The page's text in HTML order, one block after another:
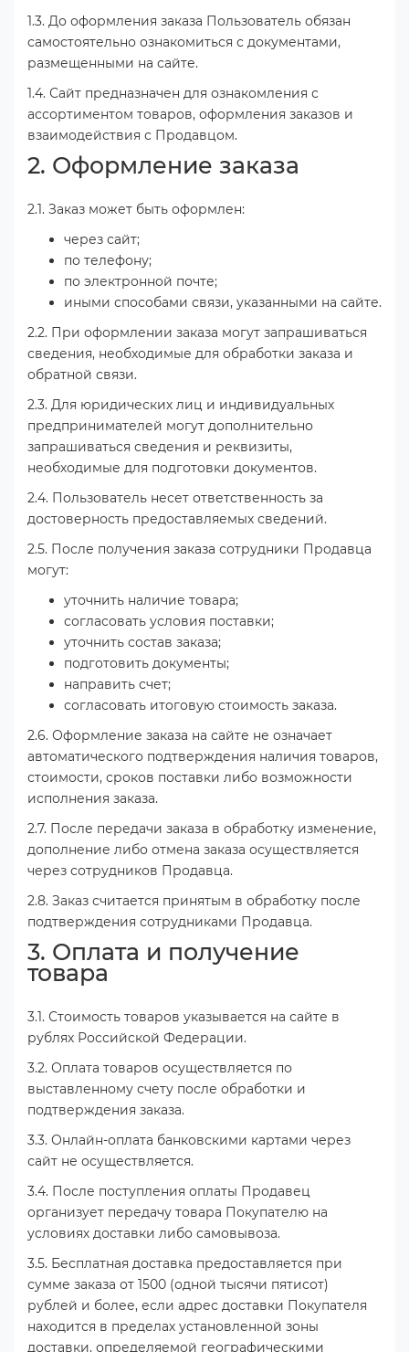
1.3. До оформления заказа Пользователь обязан
самостоятельно ознакомиться с документами,
размещенными на сайте.
1.4. Сайт предназначен для ознакомления с
ассортиментом товаров, оформления заказов и
взаимодействия с Продавцом.
2. Оформление заказа
2.1. Заказ может быть оформлен:
через сайт;
по телефону;
по электронной почте;
иными способами связи, указанными на сайте.
2.2. При оформлении заказа могут запрашиваться
сведения, необходимые для обработки заказа и
обратной связи.
2.3. Для юридических лиц и индивидуальных
предпринимателей могут дополнительно
запрашиваться сведения и реквизиты,
необходимые для подготовки документов.
2.4. Пользователь несет ответственность за
достоверность предоставляемых сведений.
2.5. После получения заказа сотрудники Продавца
могут:
уточнить наличие товара;
согласовать условия поставки;
уточнить состав заказа;
подготовить документы;
направить счет;
согласовать итоговую стоимость заказа.
2.6. Оформление заказа на сайте не означает
автоматического подтверждения наличия товаров,
стоимости, сроков поставки либо возможности
исполнения заказа.
2.7. После передачи заказа в обработку изменение,
дополнение либо отмена заказа осуществляется
через сотрудников Продавца.
2.8. Заказ считается принятым в обработку после
подтверждения сотрудниками Продавца.
3. Оплата и получение
товара
3.1. Стоимость товаров указывается на сайте в
рублях Российской Федерации.
3.2. Оплата товаров осуществляется по
выставленному счету после обработки и
подтверждения заказа.
3.3. Онлайн-оплата банковскими картами через
сайт не осуществляется.
3.4. После поступления оплаты Продавец
организует передачу товара Покупателю на
условиях доставки либо самовывоза.
3.5. Бесплатная доставка предоставляется при
сумме заказа от 1500 (одной тысячи пятисот)
рублей и более, если адрес доставки Покупателя
находится в пределах установленной зоны
доставки, определяемой географическими